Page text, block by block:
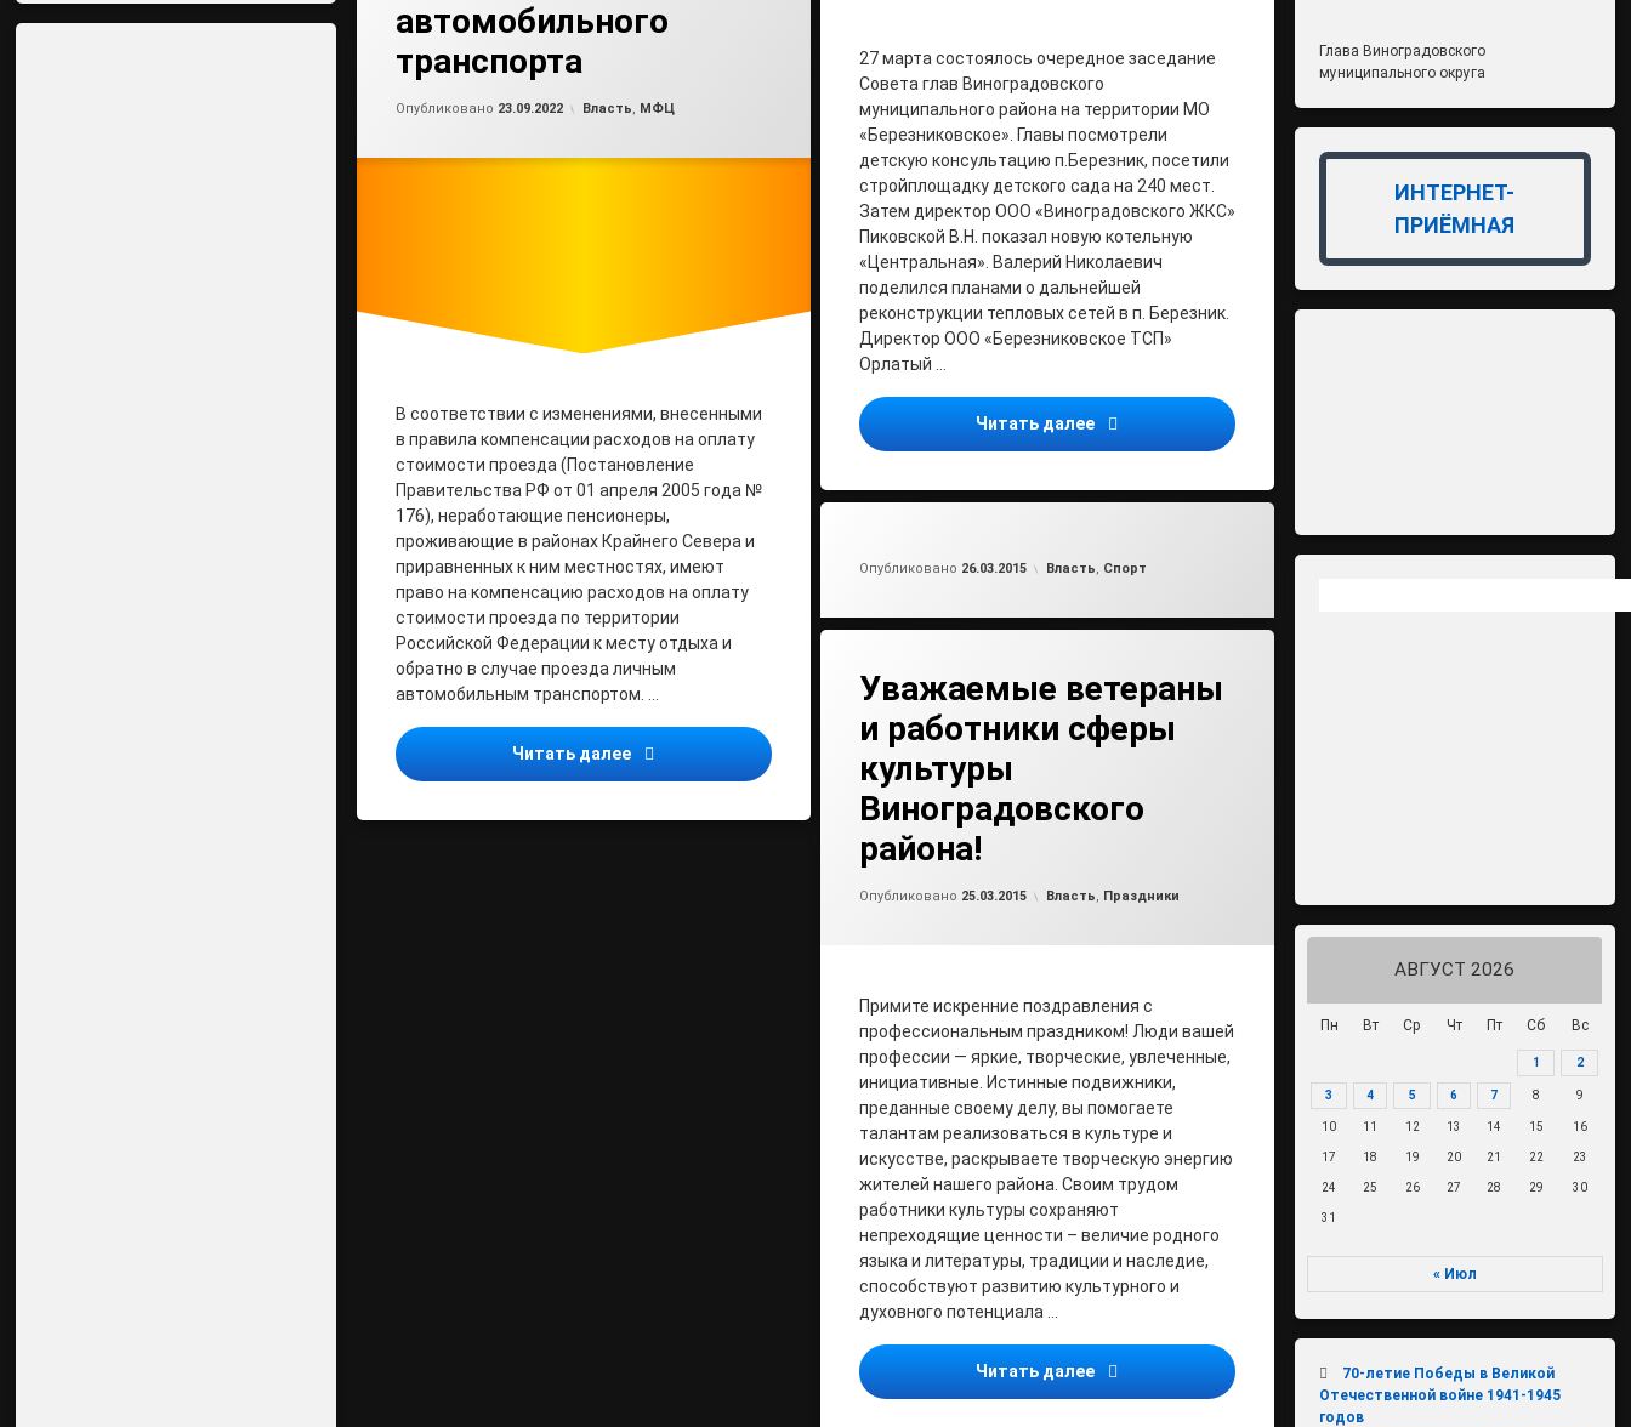
автомобильного
транспорта
Опубликовано 23.09.2022
Обновлено на
Рубрики:
Власть, МФЦ
В соответствии с изменениями, внесенными
в правила компенсации расходов на оплату
стоимости проезда (Постановление
Правительства РФ от 01 апреля 2005 года №
176), неработающие пенсионеры,
проживающие в районах Крайнего Севера и
приравненных к ним местностях, имеют
право на компенсацию расходов на оплату
стоимости проезда по территории
Российской Федерации к месту отдыха и
обратно в случае проезда личным
автомобильным транспортом. …
Читать далее Оплата проезда пенсионерам при использовании личного автомобильного транспорта
27 марта состоялось очередное заседание
Совета глав Виноградовского
муниципального района на территории МО
«Березниковское». Главы посмотрели
детскую консультацию п.Березник, посетили
стройплощадку детского сада на 240 мест.
Затем директор ООО «Виноградовского ЖКС»
Пиковской В.Н. показал новую котельную
«Центральная». Валерий Николаевич
поделился планами о дальнейшей
реконструкции тепловых сетей в п. Березник.
Директор ООО «Березниковское ТСП»
Орлатый …
Читать далее Совет глав в МО «Березниковское»
Опубликовано 26.03.2015 Рубрики:
Власть, Спорт
Уважаемые ветераны
и работники сферы
культуры
Виноградовского
района!
Опубликовано 25.03.2015 Рубрики:
Власть, Праздники
Примите искренние поздравления с
профессиональным праздником! Люди вашей
профессии — яркие, творческие, увлеченные,
инициативные. Истинные подвижники,
преданные своему делу, вы помогаете
талантам реализоваться в культуре и
искусстве, раскрываете творческую энергию
жителей нашего района. Своим трудом
работники культуры сохраняют
непреходящие ценности – величие родного
языка и литературы, традиции и наследие,
способствуют развитию культурного и
духовного потенциала …
Читать далее Уважаемые ветераны и работники сферы культуры
Глава Виноградовского
муниципального округа
ИНТЕРНЕТ-
ПРИЁМНАЯ
АВГУСТ 2026
Пн Вт Ср Чт Пт Сб Вс
1 2
3 4 5 6 7 8 9
10 11 12 13 14 15 16
17 18 19 20 21 22 23
24 25 26 27 28 29 30
31
« Июл
70-летие Победы в Великой
Отечественной войне 1941-1945
годов